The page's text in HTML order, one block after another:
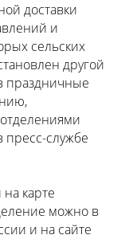
доставки
и
сельских
другой
праздничные
службе
карте
можно в
и на сайте